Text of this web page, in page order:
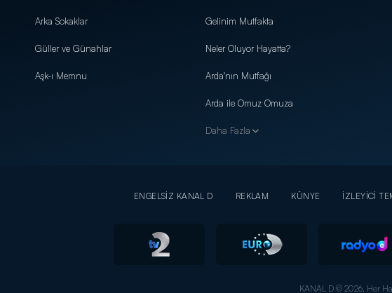
Arka Sokaklar
Güller ve Günahlar
Aşk-ı Memnu
Gelinim Mutfakta
Neler Oluyor Hayatta?
Arda'nın Mutfağı
Arda ile Omuz Omuza
Daha Fazla
ENGELSİZ KANAL D REKLAM KÜNYE İZLEYİCİ
KANAL D © 2026. Her